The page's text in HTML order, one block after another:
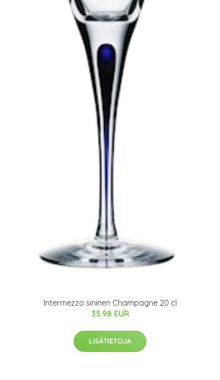
Intermezzo sininen Champagne 20 cl
35.98 EUR
LISÄTIETOJA